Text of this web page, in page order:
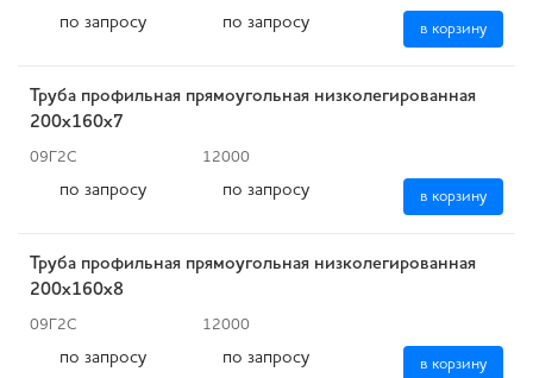
по запросу по запросу в корзину
Труба профильная прямоугольная низколегированная
200х160х7
09Г2С 12000
по запросу по запросу в корзину
Труба профильная прямоугольная низколегированная
200х160х8
09Г2С 12000
по запросу по запросу в корзину